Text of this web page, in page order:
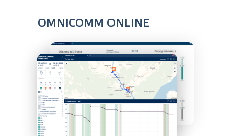
OMNICOMM ONLINE